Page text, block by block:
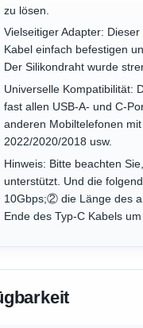
zu lösen.
Vielseitiger Adapter:
Kabel einfach befestigen
Der Silikondraht wurde
Universelle Kompatibilität:
fast allen USB-A- und C-
anderen Mobiltelefonen
2022/2020/2018 usw.
Hinweis: Bitte beachten
unterstützt. Und die
10Gbps;② die Länge des
Ende des Typ-C Kabels